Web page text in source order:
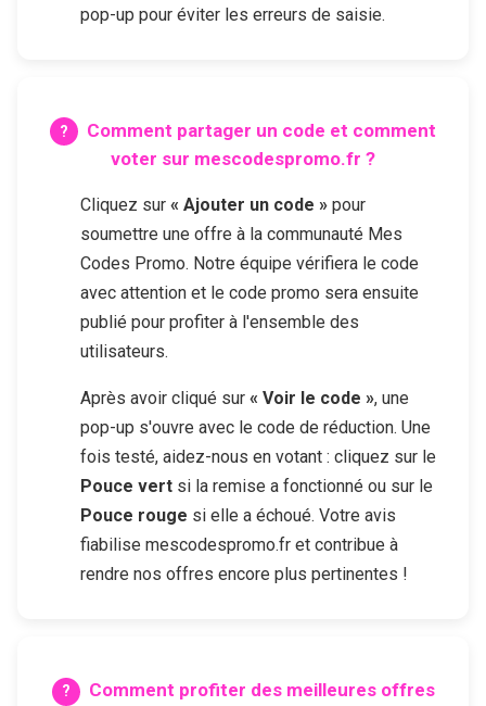
pop-up pour éviter les erreurs de saisie.
Comment partager un code et comment
voter sur mescodespromo.fr ?
Cliquez sur « Ajouter un code » pour
soumettre une offre à la communauté Mes
Codes Promo. Notre équipe vérifiera le code
avec attention et le code promo sera ensuite
publié pour profiter à l'ensemble des
utilisateurs.
Après avoir cliqué sur « Voir le code », une
pop-up s'ouvre avec le code de réduction. Une
fois testé, aidez-nous en votant : cliquez sur le
Pouce vert si la remise a fonctionné ou sur le
Pouce rouge si elle a échoué. Votre avis
fiabilise mescodespromo.fr et contribue à
rendre nos offres encore plus pertinentes !
Comment profiter des meilleures offres